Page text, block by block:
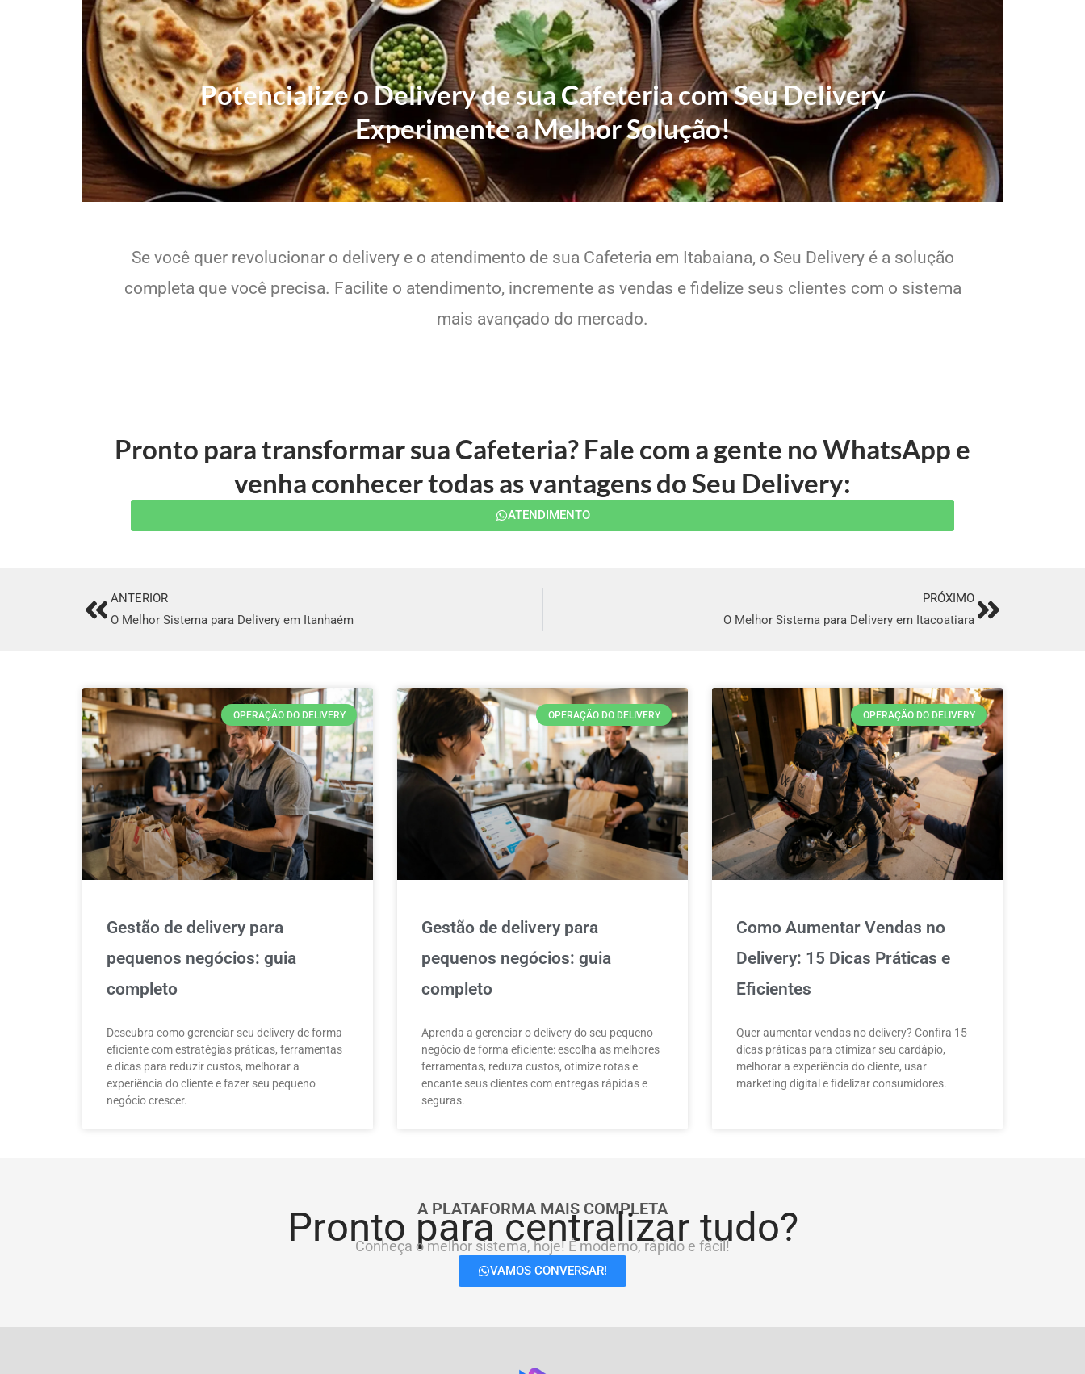
Potencialize o Delivery de sua Cafeteria com Seu Delivery
Experimente a Melhor Solução!
Se você quer revolucionar o delivery e o atendimento de sua Cafeteria em Itabaiana, o Seu Delivery é a solução
completa que você precisa. Facilite o atendimento, incremente as vendas e fidelize seus clientes com o sistema
mais avançado do mercado.
Pronto para transformar sua Cafeteria? Fale com a gente no WhatsApp e
venha conhecer todas as vantagens do Seu Delivery:
ATENDIMENTO
PrevANTERIOR
O Melhor Sistema para Delivery em Itanhaém
PRÓXIMO
O Melhor Sistema para Delivery em Itacoatiara Next
OPERAÇÃO DO DELIVERY
Gestão de delivery para
pequenos negócios: guia
completo
Descubra como gerenciar seu delivery de forma
eficiente com estratégias práticas, ferramentas
e dicas para reduzir custos, melhorar a
experiência do cliente e fazer seu pequeno
negócio crescer.
OPERAÇÃO DO DELIVERY
Gestão de delivery para
pequenos negócios: guia
completo
Aprenda a gerenciar o delivery do seu pequeno
negócio de forma eficiente: escolha as melhores
ferramentas, reduza custos, otimize rotas e
encante seus clientes com entregas rápidas e
seguras.
OPERAÇÃO DO DELIVERY
Como Aumentar Vendas no
Delivery: 15 Dicas Práticas e
Eficientes
Quer aumentar vendas no delivery? Confira 15
dicas práticas para otimizar seu cardápio,
melhorar a experiência do cliente, usar
marketing digital e fidelizar consumidores.
A PLATAFORMA MAIS COMPLETA
Pronto para centralizar tudo?
Conheça o melhor sistema, hoje! É moderno, rápido e fácil!
VAMOS CONVERSAR!